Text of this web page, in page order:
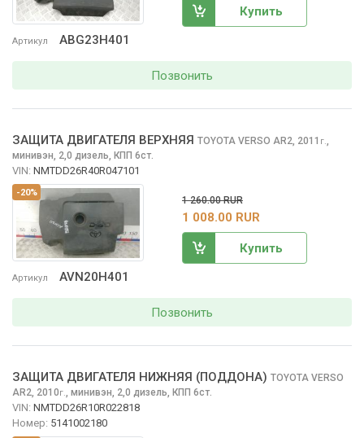
Артикул ABG23H401
Купить
Позвонить
-20%
Артикул AVN20H401
ЗАЩИТА ДВИГАТЕЛЯ ВЕРХНЯЯ TOYOTA VERSO AR2, 2011 г.
минивэн, 2,0 дизель, КПП 6ст.
VIN: NMTDD26R40R047101
1 260.00 RUR
1 008.00 RUR
Купить
Позвонить
ЗАЩИТА ДВИГАТЕЛЯ НИЖНЯЯ (ПОДДОНА) TOYOTA VERSO
AR2, 2010г. минивэн, 2,0 дизель, КПП 6ст.
VIN: NMTDD26R10R022818
Номер: 5141002180